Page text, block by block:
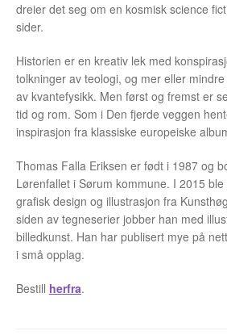
Andrew Page
Anja Dahle Øverbye
Arne W. Isachsen
Álvaro Nofuentes
Øystein Runde
dreier det seg om en kosmisk science
sider.
Historien er en kreativ lek med
tolkninger av teologi, og mer eller
av kvantefysikk. Men først og fremst er
tid og rom. Som i Den fjerde veggen
inspirasjon fra klassiske europeiske
Thomas Falla Eriksen er født i 1987 og
Lørenfallet i Sørum kommune. I 2015
grafisk design og illustrasjon fra
siden av tegneserier jobber han med
billedkunst. Han har publisert mye på
i små opplag.
Bestill herfra.